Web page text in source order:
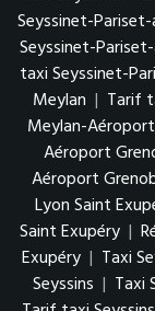
Seyssinet-
Seyssinet-
taxi Seyssinet-
Meylan | Tarif
Meylan-
Aéroport
Aéroport
Lyon Saint
Saint Exupéry |
Exupéry | Taxi
Seyssins | Taxi